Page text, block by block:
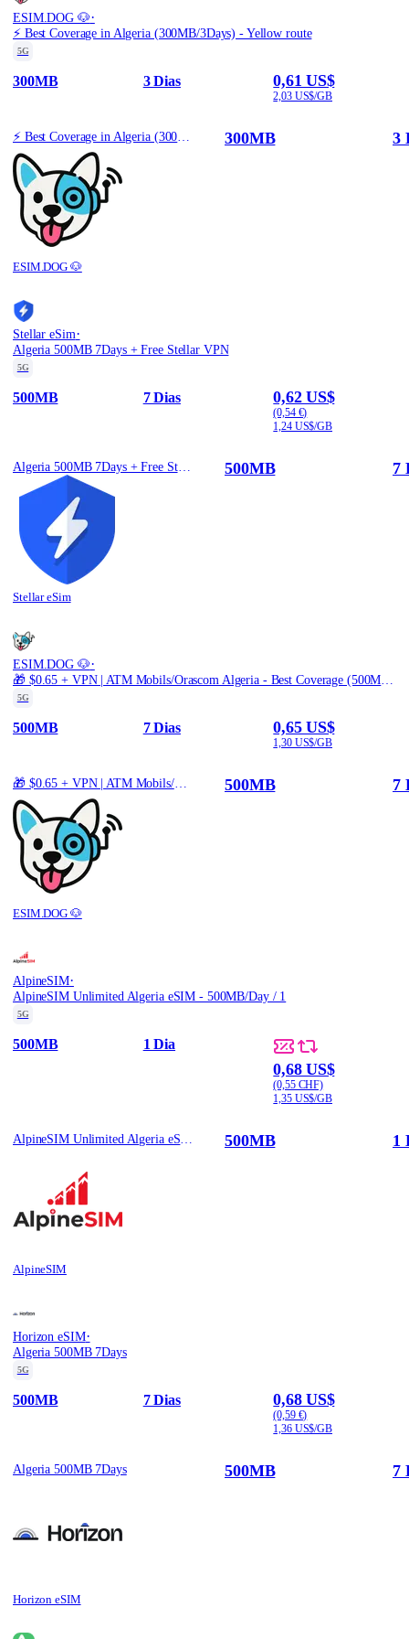
ESIM.DOG 🐶·
⚡️ Best Coverage in Algeria (300MB/3Days) - Yellow route
5G
300MB 3 Dias 0,61 US$
2,03 US$/GB
ESIM.DOG 🐶
300MB 3
Stellar eSim·
Algeria 500MB 7Days + Free Stellar VPN
5G
500MB 7 Dias 0,62 US$
(0,54 €)
1,24 US$/GB
Algeria 500MB 7Days + Free Stellar VPN
Stellar eSim
500MB 7
ESIM.DOG 🐶·
5G
500MB 7 Dias 0,65 US$
1,30 US$/GB
🎁 $0.65 + VPN | ATM Mobils/Orascom Algeria - Best Coverage (500MB/7Days) - Black route
ESIM.DOG 🐶
500MB 7
AlpineSIM·
AlpineSIM Unlimited Algeria eSIM - 500MB/Day / 1
5G
500MB 1 Dia
0,68 US$
(0,55 CHF)
1,35 US$/GB
AlpineSIM
500MB 1
Horizon eSIM·
Algeria 500MB 7Days
5G
500MB 7 Dias 0,68 US$
(0,59 €)
1,36 US$/GB
Algeria 500MB 7Days
Horizon eSIM
500MB 7